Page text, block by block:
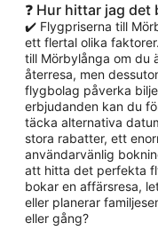
❓ Hur hittar jag
✔️ Flygpriserna till
ett flertal olika
till Mörbylånga om du
återresa, men
flygbolag påverka
erbjudanden kan du
täcka alternativa
stora rabatter, ett
användarvänlig
att hitta det perfekta
bokar en affärsresa,
eller planerar
eller gång?